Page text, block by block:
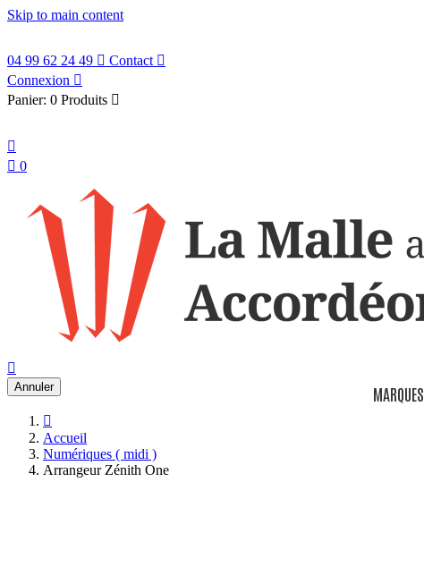
Skip to main content
04 99 62 24 49  Contact 
Connexion 
Panier: 0 Produits 

 0
MARQUES

Annuler

Accueil
Numériques ( midi )
Arrangeur Zénith One